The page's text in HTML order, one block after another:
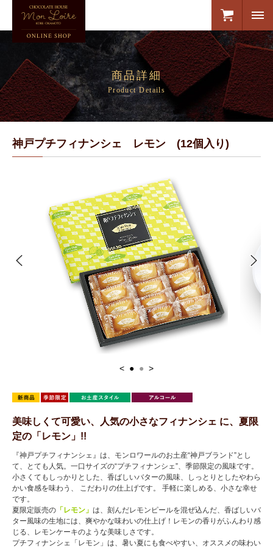
商品詳細
Product Details
神戸プチフィナンシェ レモン (12個入り)
< ● ● >
美味しくて可愛い、人気の小さなフィナンシェ に、夏限
定の「レモン」!!
『神戸プチフィナンシェ』は、モンロワールのお土産“神戸ブランド”とし
て、とても人気。一口サイズの“プチフィナンシェ”、季節限定の風味です。
小さくてもしっかりとした、香ばしいバターの風味、しっとりとしたやわら
かい食感を味わう、 こだわりの仕上げです。 手軽に楽しめる、小さな幸せ
です。
夏限定販売の 「レモン」 は、刻んだレモンピールを混ぜ込んだ、香ばしいバ
ター風味の生地には、爽やかな味わいの仕上げ！レモンの香りがふんわり感
じる、レモンケーキのような美味しさです。
プチフィナンシェ「レモン」は、暑い夏にも食べやすい、オススメの味わい